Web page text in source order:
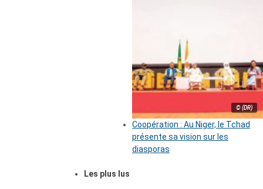
© (DR)
Coopération : Au Niger, le Tchad
présente sa vision sur les
diasporas
Les plus lus